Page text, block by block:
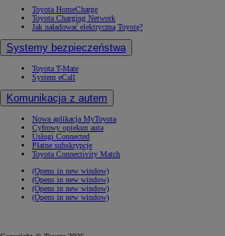
Toyota HomeCharge
Toyota Charging Network
Jak naładować elektryczną Toyotę?
Systemy bezpieczeństwa
Toyota T-Mate
System eCall
Komunikacja z autem
Nowa aplikacja MyToyota
Cyfrowy opiekun auta
Usługi Connected
Płatne subskrypcje
Toyota Connectivity Match
(Opens in new window)
(Opens in new window)
(Opens in new window)
(Opens in new window)